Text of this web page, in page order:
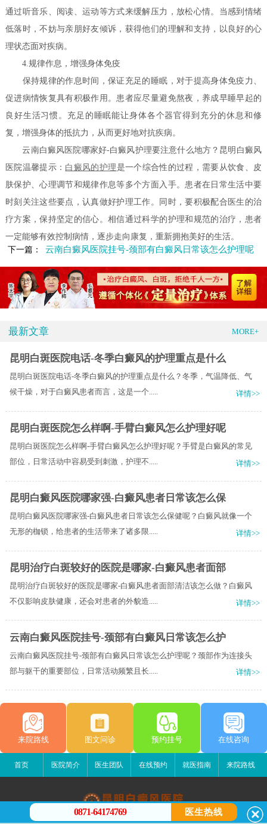
通过听音乐、阅读、运动等方式来缓解压力，放松心情。当感到情绪
低落时，不妨与亲朋好友倾诉，获得他们的理解和支持，以良好的心
理状态面对疾病。
4.规律作息，增强身体免疫
保持规律的作息时间，保证充足的睡眠，对于提高身体免疫力、
促进病情恢复具有积极作用。患者应尽量避免熬夜，养成早睡早起的
良好生活习惯。充足的睡眠能让身体各个器官得到充分的休息和修
复，增强身体的抵抗力，从而更好地对抗疾病。
云南白癜风医院哪家好-白癜风护理要注意什么地方？昆明白癜风
医院温馨提示： 白癜风的护理是一个综合性的过程，需要从饮食、皮
肤保护、心理调节和规律作息等多个方面入手。患者在日常生活中要
时刻关注这些要点，认真做好护理工作。同时，要积极配合医生的治
疗方案，保持坚定的信心。相信通过科学的护理和规范的治疗，患者
一定能够有效控制病情，逐步走向康复，重新拥抱美好的生活。
下一篇：
云南白癜风医院挂号-颈部有白癜风日常该怎么护理呢
最新文章 MORE+
昆明白斑医院电话-冬季白癜风的护理重点是什么
昆明白斑医院电话-冬季白癜风的护理重点是什么？冬季，气温降低、气
候干燥，对于白癜风患者而言，这是一个.....
详情>>
昆明白斑医院怎么样啊-手臂白癜风怎么护理好呢
昆明白斑医院怎么样啊-手臂白癜风怎么护理好呢？手臂是白癜风的常见
部位，日常活动中容易受到刺激，护理不.....
详情>>
昆明白癜风医院哪家强-白癜风患者日常该怎么保
昆明白癜风医院哪家强-白癜风患者日常该怎么保健呢？白癜风就像一个
无形的枷锁，给患者的生活带来了诸多限.....
详情>>
昆明治疗白斑较好的医院是哪家-白癜风患者面部
昆明治疗白斑较好的医院是哪家-白癜风患者面部清洁该怎么做？白癜风
不仅影响皮肤健康，还会对患者的外貌造.....
详情>>
云南白癜风医院挂号-颈部有白癜风日常该怎么护
云南白癜风医院挂号-颈部有白癜风日常该怎么护理呢？颈部作为连接头
部与躯干的重要部位，日常活动频繁且长.....
详情>>
来院路线 图文问诊 预约挂号 在线咨询
首页 医院简介 医生团队 在线预约 就医指南 来院路线
0871-64174769 医生热线